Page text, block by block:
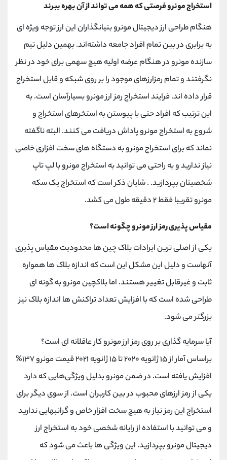
استخراج مونرو فرصتی که همه می تواند از آن بهره ببرند
هنگام طراحی ارز دیجیتال مونرو بنیانگذاران این ارز توجه ویژه ای
به برابری در بین تمام افراد جامعه داشته‌اند. بهمین دلیل تیم
سازنده مونرو در هنگام عرضه اولیه هیچ سهمی برای خود در نظر
نگرفتند و تمام رمزارزهای موجود را بر روی شبکه و قابل استخراج
قرار داده اند. فرایند استخراج رمز ارز مونرو بسیارآسان است. به
این ترتیب که افراد حتی با پیوستن به استخرهای استخراج و
شروع به استخراج مونرو پاداش دریافت می کنند. البته ناگفته
نماند که برای استخراج مونرو به دستگاه های سخت افزاری خاصی
نیاز ندارید و به راحتی می توانید به استخراج مونرو با لپ تاپ
شخصیتان بپردازید. . شایان ذکر است که استخراج یک سکه
مونرو تقریبا فقط ۲ دقیقه طول می کشد.
مقیاس پذیری رمز ارز مونرو چگونه است؟
یکی از اصلی ترین ایرادات بلاک چین ها محدودیت مقیاس پذیری
آنهاست و دلیل این مشکل این است که اندازه بلاک ها همواره
ثابت و غیرقابل تغییر هستند. اما بلاکچین مونرو به گونه ای
طراحی شده است که با افزایش تعداد تراکنش ها اندازه بلاک نیز
بزرگتر می شود.
آیا سرمایه گذاری بر روی رمز ارز مونرو کار عاقلانه ای است؟
براساس آمار از ۱۵ ژانویه ۲۰۲۰ تا ۱۵ ژانویه ۲۰۲۱ قیمت مونرو ۱۳۷%
افزایش یافته است. در ضمن مونرو بدلیل ویژگی‌هایی که دارد
یکی از رمز ارزهای محبوب در بین کاربران است. از سوی دیگر برای
استخراج این رمز نیاز به هیچ سخت افزار خاص و گرانبهایی ندارید
و می توانید با استفاده از رایانه شخصی خود به استخراج ارز
دیجیتال مونرو بپردازید. این ویژگی ها باعث می شود که